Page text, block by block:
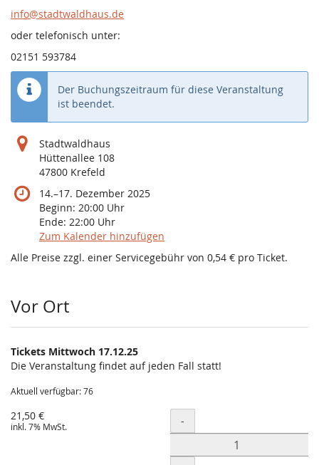
info@stadtwaldhaus.de
oder telefonisch unter:
02151 593784
Der Buchungszeitraum für diese Veranstaltung
ist beendet.
Stadtwaldhaus
Hüttenallee 108
47800 Krefeld
14.–bis
17. Dezember 2025
Beginn: 20:00 Uhr
Ende: 22:00 Uhr
Zum Kalender hinzufügen
Alle Preise zzgl. einer Servicegebühr von 0,54 € pro Ticket.
Produkte
Vor Ort
Tickets Mittwoch 17.12.25
Die Veranstaltung findet auf jeden Fall statt!
Aktuell verfügbar: 76
21,50 €
inkl. 7% MwSt. Menge
-